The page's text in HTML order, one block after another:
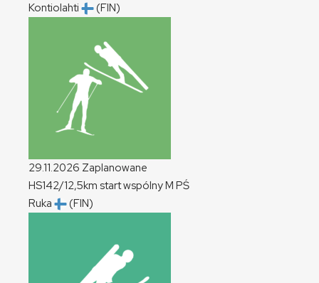
Kontiolahti
(FIN)
29.11.2026 Zaplanowane
HS142/12,5km start wspólnyM PŚ
Ruka
(FIN)